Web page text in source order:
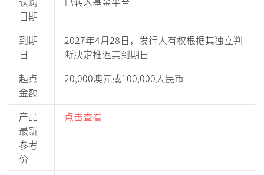
日期
到期
日
2027年4月28日，发行人有权根据其独立判
断决定推迟其到期日
起点
金额
20,000澳元或100,000人民币
产品
最新
参考
价
点击查看